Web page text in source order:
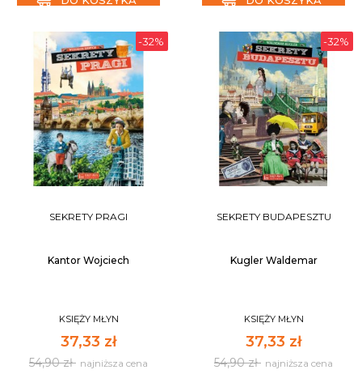
-32%
SEKRETY PRAGI
Kantor Wojciech
KSIĘŻY MŁYN
37,33 zł
54,90 zł najniższa cena
-32%
SEKRETY BUDAPESZTU
Kugler Waldemar
KSIĘŻY MŁYN
37,33 zł
54,90 zł najniższa cena